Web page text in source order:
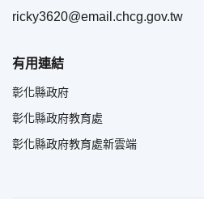
ricky3620@email.chcg.gov.tw
有用連結
彰化縣政府
彰化縣政府教育處
彰化縣政府教育處新雲端